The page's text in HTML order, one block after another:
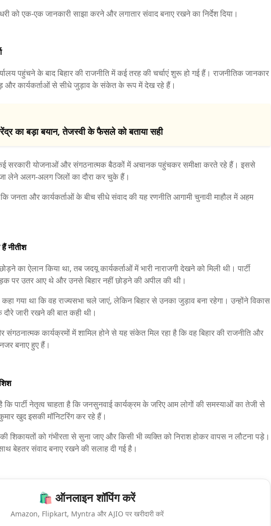
को एक-एक जानकारी साझा करने और लगातार संवाद बनाए रखने का निर्देश दिया।
पहुंचने के बाद बिहार की राजनीति में कई तरह की चर्चाएं शुरू हो गई हैं। राजनीतिक जानकार
कार्यकर्ताओं से सीधे जुड़ाव के संकेत के रूप में देख रहे हैं।
का बड़ा बयान, तेजस्वी के फैसले को बताया सही
सरकारी योजनाओं और संगठनात्मक बैठकों में अचानक पहुंचकर समीक्षा करते रहे हैं। इससे
लेने अलग-अलग जिलों का दौरा कर चुके हैं।
जनता और कार्यकर्ताओं के बीच सीधे संवाद की यह रणनीति आगामी चुनावी माहौल में अहम
नीतीश
का ऐलान किया था, तब जदयू कार्यकर्ताओं में भारी नाराजगी देखने को मिली थी। पार्टी
पर उतर आए थे और उनसे बिहार नहीं छोड़ने की अपील की थी।
गया था कि वह राज्यसभा चले जाएं, लेकिन बिहार से उनका जुड़ाव बना रहेगा। उन्होंने विकास
जारी रखने की बात कही थी।
कार्यक्रमों में शामिल होने से यह संकेत मिल रहा है कि वह बिहार की राजनीति और
बनाए हुए हैं।
पार्टी नेतृत्व चाहता है कि जनसुनवाई कार्यक्रम के जरिए आम लोगों की समस्याओं का तेजी से
खुद इसकी मॉनिटरिंग कर रहे हैं।
शिकायतों को गंभीरता से सुना जाए और किसी भी व्यक्ति को निराश होकर वापस न लौटना पड़े।
बेहतर संवाद बनाए रखने की सलाह दी गई है।
🛍️ ऑनलाइन शॉपिंग करें
Amazon, Flipkart, Myntra और AJIO पर खरीदारी करें